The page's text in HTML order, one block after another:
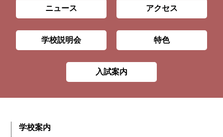
ニュース アクセス
学校説明会 特色
入試案内
学校案内